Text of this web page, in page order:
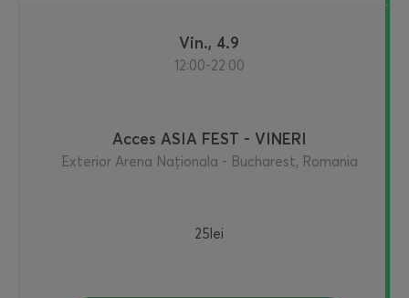
vin., 4.9
12:00-22:00
Acces ASIA FEST - VINERI
Exterior Arena Naționala - Bucharest, Romania
25lei